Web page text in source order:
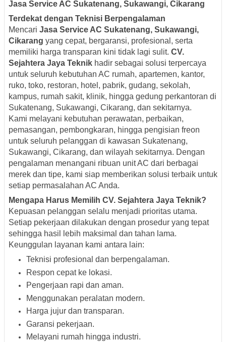
Jasa Service AC Sukatenang, Sukawangi, Cikarang
Terdekat dengan Teknisi Berpengalaman
Mencari Jasa Service AC Sukatenang, Sukawangi,
Cikarang yang cepat, bergaransi, profesional, serta
memiliki harga transparan kini tidak lagi sulit. CV.
Sejahtera Jaya Teknik hadir sebagai solusi terpercaya
untuk seluruh kebutuhan AC rumah, apartemen, kantor,
ruko, toko, restoran, hotel, pabrik, gudang, sekolah,
kampus, rumah sakit, klinik, hingga gedung perkantoran di
Sukatenang, Sukawangi, Cikarang, dan sekitarnya.
Kami melayani kebutuhan perawatan, perbaikan,
pemasangan, pembongkaran, hingga pengisian freon
untuk seluruh pelanggan di kawasan Sukatenang,
Sukawangi, Cikarang, dan wilayah sekitarnya. Dengan
pengalaman menangani ribuan unit AC dari berbagai
merek dan tipe, kami siap memberikan solusi terbaik untuk
setiap permasalahan AC Anda.
Mengapa Harus Memilih CV. Sejahtera Jaya Teknik?
Kepuasan pelanggan selalu menjadi prioritas utama.
Setiap pekerjaan dilakukan dengan prosedur yang tepat
sehingga hasil lebih maksimal dan tahan lama.
Keunggulan layanan kami antara lain:
Teknisi profesional dan berpengalaman.
Respon cepat ke lokasi.
Pengerjaan rapi dan aman.
Menggunakan peralatan modern.
Harga jujur dan transparan.
Garansi pekerjaan.
Melayani rumah hingga industri.